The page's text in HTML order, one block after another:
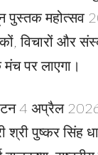
पुस्तक महोत्सव
विचारों
पर लाएगा।
4 अप्रैल
पुष्कर सिंह